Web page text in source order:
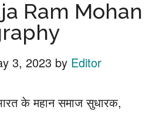
Ram Mohan
3, 2023 by Editor
के महान समाज सुधारक,